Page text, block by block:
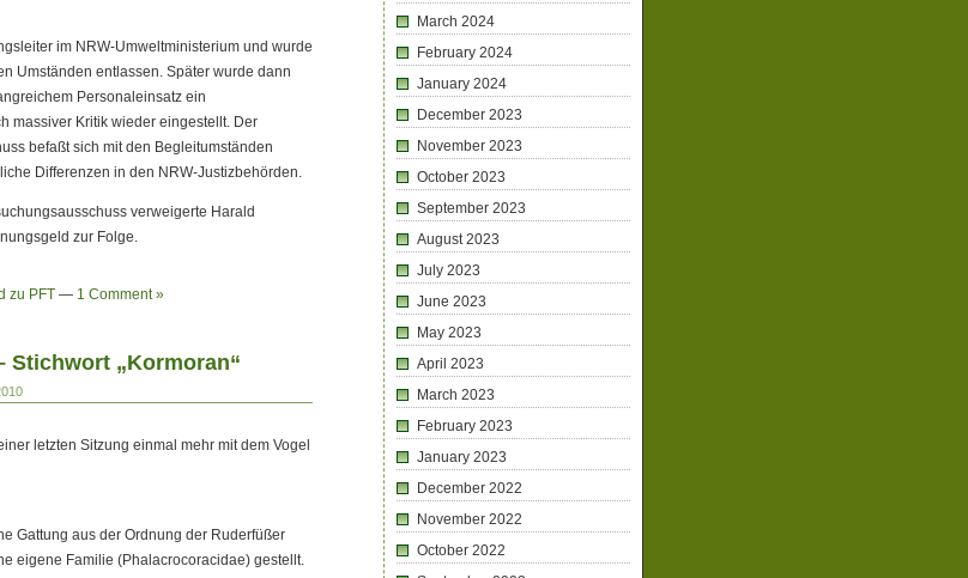
im NRW-Umweltministerium und wurde
Umständen entlassen. Später wurde dann
Personaleinsatz ein
massiver Kritik wieder eingestellt. Der
befaßt sich mit den Begleitumständen
Differenzen in den NRW-Justizbehörden.
verweigerte Harald
zur Folge.
zu PFT — 1 Comment »
Stichwort „Kormoran“
letzten Sitzung einmal mehr mit dem Vogel
Gattung aus der Ordnung der Ruderfüßer
eigene Familie (Phalacrocoracidae) gestellt.
March 2024
February 2024
January 2024
December 2023
November 2023
October 2023
September 2023
August 2023
July 2023
June 2023
May 2023
April 2023
March 2023
February 2023
January 2023
December 2022
November 2022
October 2022